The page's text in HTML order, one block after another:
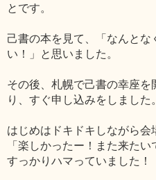
とです。
己書の本を見て、「なんと
い！」と思いました。
その後、札幌で己書の幸座
り、すぐ申し込みをしました。
はじめはドキドキしながら会
「楽しかったー！また来た
すっかりハマっていました！